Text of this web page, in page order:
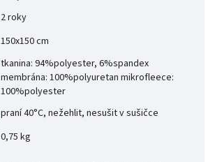
2 roky
150x150 cm
tkanina: 94%polyester, 6%spandex
membrána: 100%polyuretan mikrofleece:
100%polyester
praní 40°C, nežehlit, nesušit v sušičce
0,75 kg